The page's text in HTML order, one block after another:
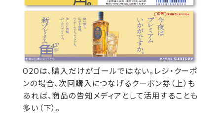
O2Oは、購入だけがゴールではない。レジ・クーポ
ンの場合、次回購入につなげるクーポン券（上）も
あれば、商品の告知メディアとして活用することも
多い（下）。